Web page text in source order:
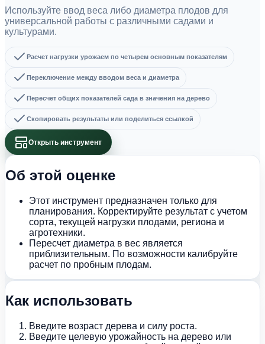
Используйте ввод веса либо диаметра плодов для
универсальной работы с различными садами и
культурами.
Расчет нагрузки урожаем по четырем основным показателям
Переключение между вводом веса и диаметра
Пересчет общих показателей сада в значения на дерево
Скопировать результаты или поделиться ссылкой
Открыть инструмент
Об этой оценке
Этот инструмент предназначен только для
планирования. Корректируйте результат с учетом
сорта, текущей нагрузки плодами, региона и
агротехники.
Пересчет диаметра в вес является
приблизительным. По возможности калибруйте
расчет по пробным плодам.
Как использовать
Введите возраст дерева и силу роста.
Введите целевую урожайность на дерево или